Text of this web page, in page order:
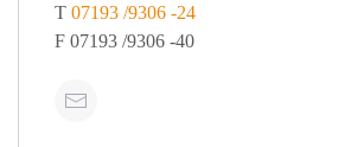
T 07193 /9306 -24
F 07193 /9306 -40